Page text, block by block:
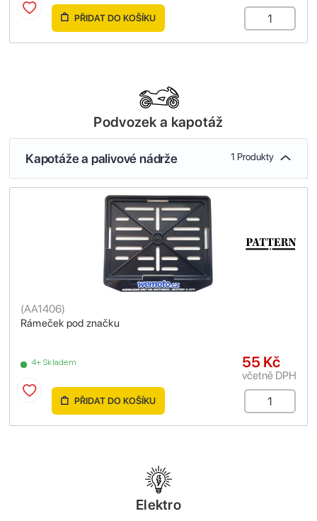
PŘIDAT DO KOŠÍKU
Podvozek a kapotáž
Kapotáže a palivové nádrže 1 Produkty
Rámeček pod značku
(AA1406)
4+ Skladem 55 Kč
včetně DPH
PŘIDAT DO KOŠÍKU
Elektro